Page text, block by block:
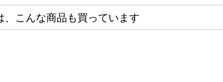
、こんな商品も買っています